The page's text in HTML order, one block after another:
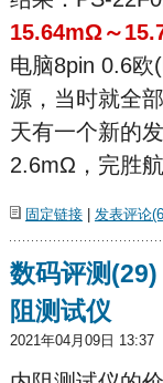
15.64mΩ～
电脑8pin 0.6欧
源，当时就全
天有一个新的
2.6mΩ，完胜
固定链接| 发表评论
数码评测
阻测试仪
2021年04月09日 13:37